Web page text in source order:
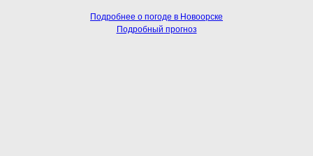
Подробнее о погоде в Новоорске
Подробный прогноз